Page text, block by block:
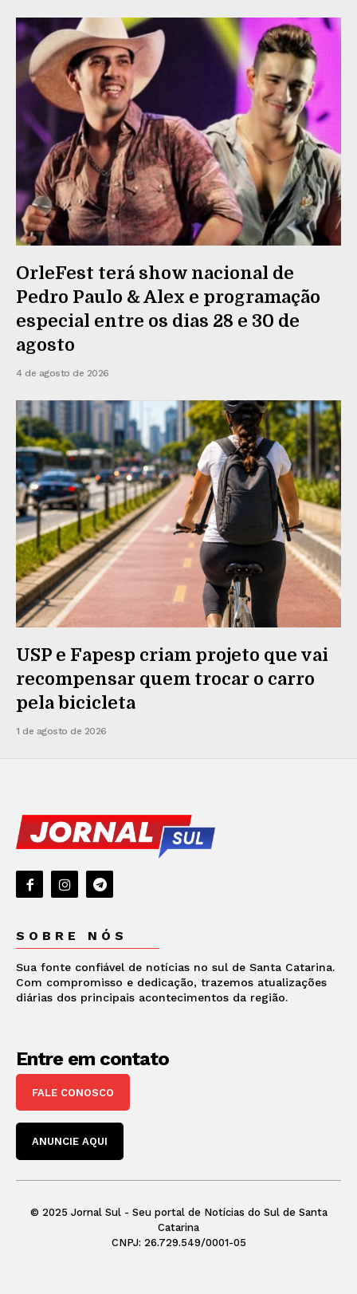
OrleFest terá show nacional de
Pedro Paulo & Alex e programação
especial entre os dias 28 e 30 de
agosto
4 de agosto de 2026
USP e Fapesp criam projeto que vai
recompensar quem trocar o carro
pela bicicleta
1 de agosto de 2026
SOBRE NÓS
Sua fonte confiável de notícias no sul de Santa Catarina.
Com compromisso e dedicação, trazemos atualizações
diárias dos principais acontecimentos da região.
Entre em contato
FALE CONOSCO
ANUNCIE AQUI
© 2025 Jornal Sul - Seu portal de Notícias do Sul de Santa
Catarina
CNPJ: 26.729.549/0001-05